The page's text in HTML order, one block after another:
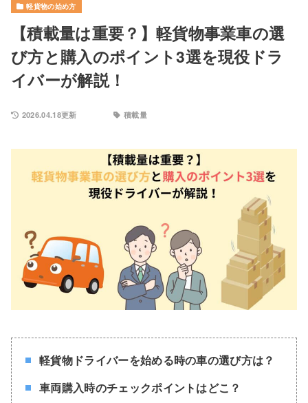
軽貨物の始め方
【積載量は重要？】軽貨物事業車の選
び方と購入のポイント3選を現役ドラ
イバーが解説！
2026.04.18更新 積載量
軽貨物ドライバーを始める時の車の選び方は？
車両購入時のチェックポイントはどこ？